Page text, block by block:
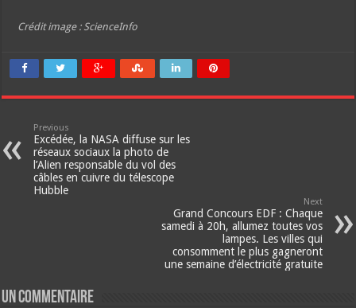
Crédit image : ScienceInfo
Previous
Excédée, la NASA diffuse sur les
réseaux sociaux la photo de
l’Alien responsable du vol des
câbles en cuivre du télescope
Hubble
Next
Grand Concours EDF : Chaque
samedi à 20h, allumez toutes vos
lampes. Les villes qui
consomment le plus gagneront
une semaine d’électricité gratuite
Un commentaire